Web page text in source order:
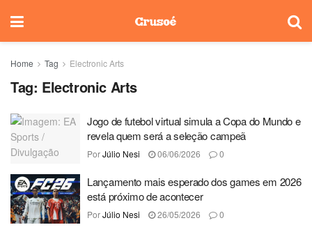
Home Tag Electronic Arts
Tag: Electronic Arts
Jogo de futebol virtual simula a Copa do Mundo e
revela quem será a seleção campeã
PorJúlio Nesi 06/06/2026 0
Lançamento mais esperado dos games em 2026
está próximo de acontecer
PorJúlio Nesi 26/05/2026 0